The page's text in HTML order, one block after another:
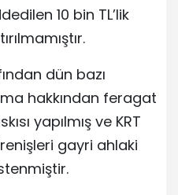
10 bin TL’lik
dün bazı
hakkından feragat
yapılmış ve KRT
gayri ahlaki